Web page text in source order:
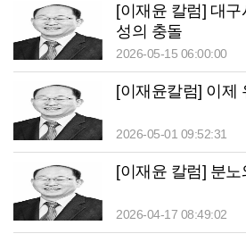
[이재윤 칼럼] 대구
성의 충돌
2026-05-15 06:00:00
[이재윤칼럼] 이제
2026-05-01 09:52:31
[이재윤 칼럼] 분노
2026-04-17 08:49:02